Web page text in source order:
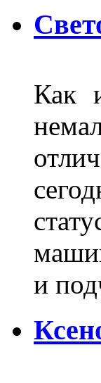
Как
и